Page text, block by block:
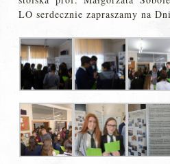
LO serdecznie zapraszamy na